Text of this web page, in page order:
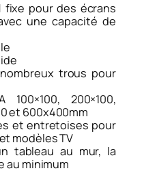
fixe pour des écrans
une capacité de
trous pour
200×100,
et 600x400mm
et entretoises pour
modèles TV
tableau au mur, la
au minimum